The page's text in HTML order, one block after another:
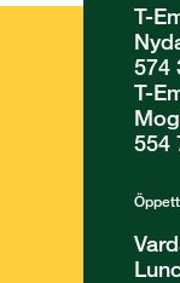
T-
574
T-
554